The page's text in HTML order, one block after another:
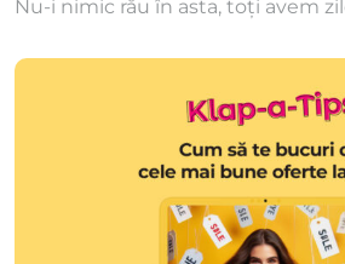
Nu-i nimic rău în asta, toți avem
ușurință o schimbare sau o
fără prea multe bătăi de cap. 📌
Klap, te sprijinim cu o perioadă de